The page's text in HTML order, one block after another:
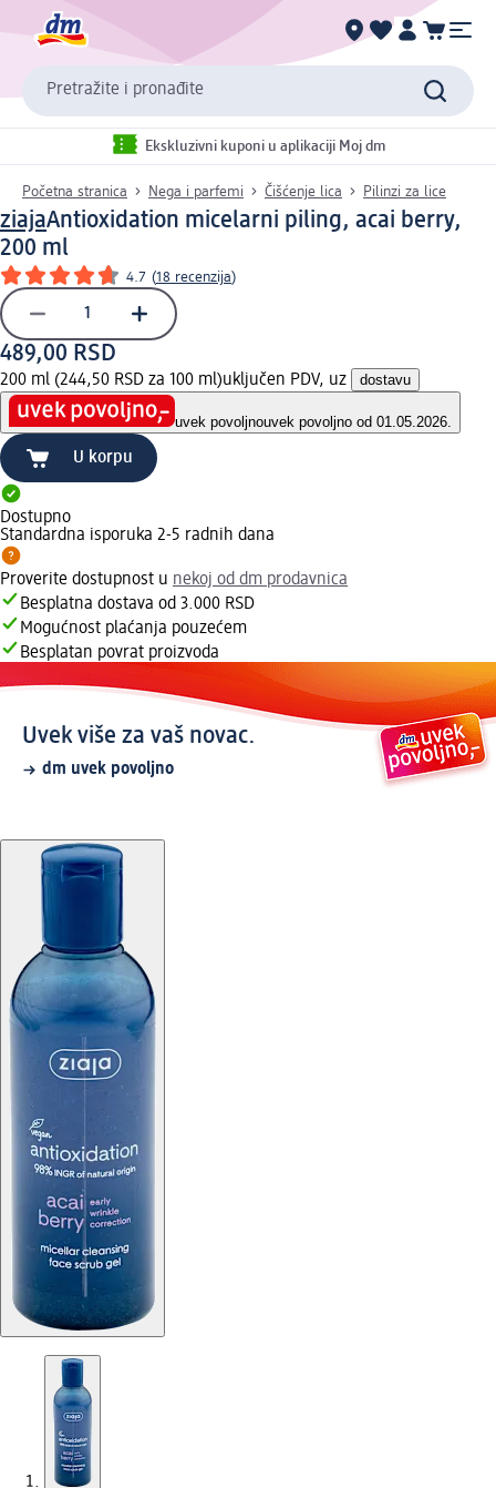
Pretražite i pronađite
Ekskluzivni kuponi u aplikaciji Moj dm
Početna stranica Nega i parfemi Čišćenje lica Pilinzi za lice
ziajaAntioxidation micelarni piling, acai berry,
200 ml
4.7 (18 recenzija)
489,00 RSD
200 ml (244,50 RSD za 100 ml)uključen PDV, uz dostavu
uvek povoljnouvek povoljno od 01.05.2026.
U korpu
Dostupno
Standardna isporuka 2-5 radnih dana
Proverite dostupnost u nekoj od dm prodavnica
Besplatna dostava od 3.000 RSD
Mogućnost plaćanja pouzećem
Besplatan povrat proizvoda
Uvek više za vaš novac.
dm uvek povoljno